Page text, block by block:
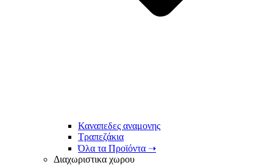
Καναπεδες αναμονης
Τραπεζάκια
Όλα τα Προϊόντα ➝
Διαχωριστικα χωρου